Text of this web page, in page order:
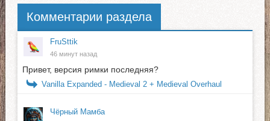
Комментарии раздела
FruSttik
46 минут назад
Привет, версия римки последняя?
Vanilla Expanded - Medieval 2 + Medieval Overhaul
Чёрный Мамба